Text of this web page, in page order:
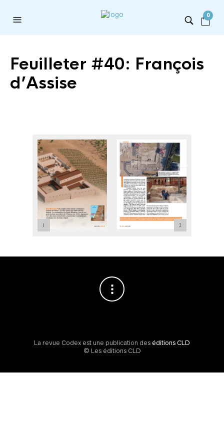
0
Feuilleter #40: François
d’Assise
1 2
4
5 6
7 8
9 10
11 12
13 14
15 16
La revue Codex est une publication des éditions CLD
© Les éditions CLD